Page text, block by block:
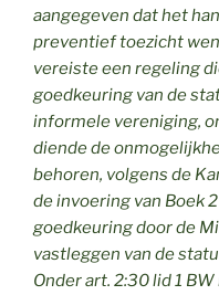
aangegeven dat het
preventief toezicht
vereiste een regeling
goedkeuring van de
informele vereniging,
diende de
behoren, volgens de
de invoering van Boek
goedkeuring door de
vastleggen van de
Onder art. 2:30 lid 1